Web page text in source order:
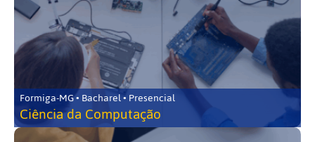
Formiga-MG • Bacharel • Presencial
Ciência da Computação